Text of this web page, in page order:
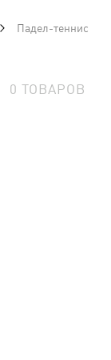
Падел-теннис
0 ТОВАРОВ